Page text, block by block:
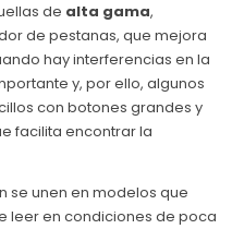
de alta gama,
de pestanas, que mejora
hay interferencias en la
y, por ello, algunos
con botones grandes y
facilita encontrar la
se unen en modelos que
leer en condiciones de poca